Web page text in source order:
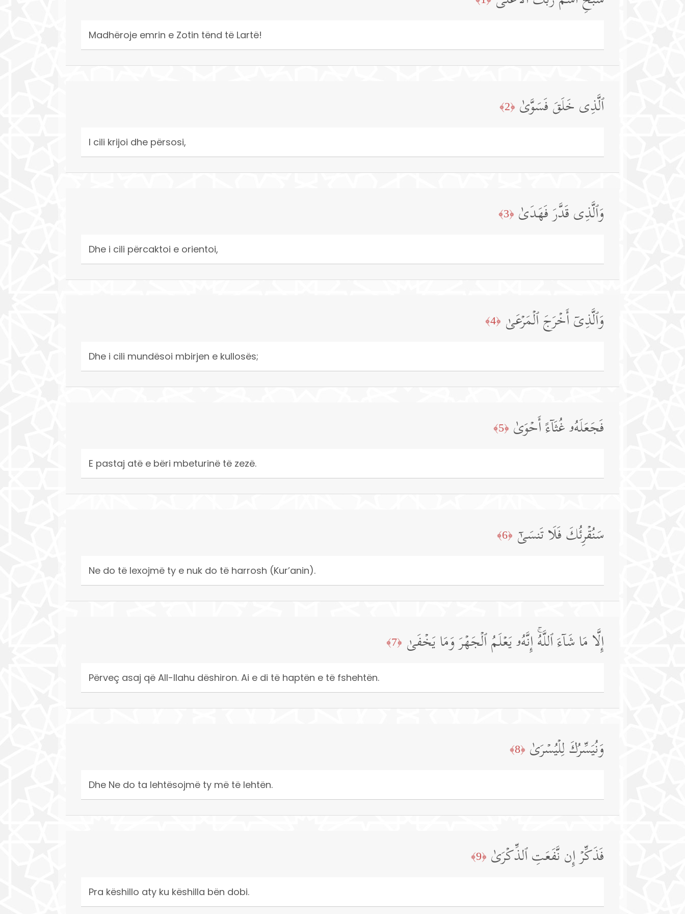
Madhëroje emrin e Zotin tënd të Lartë!
ٱلَّذِی خَلَقَ فَسَوَّىٰ ﴿2﴾
I cili krijoi dhe përsosi,
وَٱلَّذِی قَدَّرَ فَهَدَىٰ ﴿3﴾
Dhe i cili përcaktoi e orientoi,
وَٱلَّذِیۤ أَخۡرَجَ ٱلۡمَرۡعَىٰ ﴿4﴾
Dhe i cili mundësoi mbirjen e kullosës;
فَجَعَلَهُۥ غُثَاۤءً أَحۡوَىٰ ﴿5﴾
E pastaj atë e bëri mbeturinë të zezë.
سَنُقۡرِئُكَ فَلَا تَنسَىٰۤ ﴿6﴾
Ne do të lexojmë ty e nuk do të harrosh (Kur’anin).
إِلَّا مَا شَاۤءَ ٱللَّهُۚ إِنَّهُۥ یَعۡلَمُ ٱلۡجَهۡرَ وَمَا یَخۡفَىٰ ﴿7﴾
Përveç asaj që All-llahu dëshiron. Ai e di të haptën e të fshehtën.
وَنُیَسِّرُكَ لِلۡیُسۡرَىٰ ﴿8﴾
Dhe Ne do ta lehtësojmë ty më të lehtën.
فَذَكِّرۡ إِن نَّفَعَتِ ٱلذِّكۡرَىٰ ﴿9﴾
Pra këshillo aty ku këshilla bën dobi.